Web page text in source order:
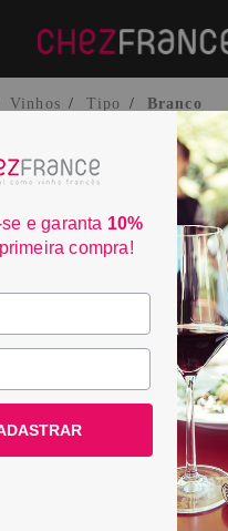
>
Vinhos Tipo Branco
Arinto
e garanta 10%
compra!